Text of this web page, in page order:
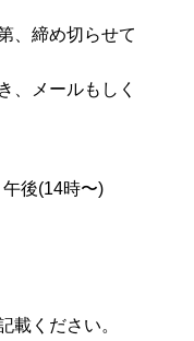
、締め切らせて
、メールもしく
午後(14時〜)
ください。